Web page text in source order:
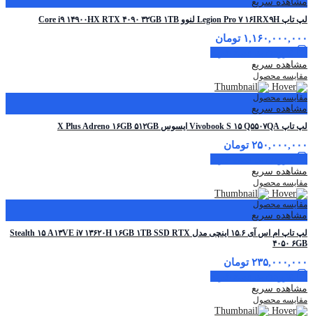
لپ تاپ Legion Pro ۷ ۱۶IRX۹H لنوو Core i۹ ۱۴۹۰۰HX RTX ۴۰۹۰ ۳۲GB ۱TB
۱,۱۶۰,۰۰۰,۰۰۰ تومان
مشاهده سریع
مقایسه محصول
مقایسه محصول
مشاهده سریع
لپ تاپ Vivobook S ۱۵ Q۵۵۰۷QA ایسوس X Plus Adreno ۱۶GB ۵۱۲GB
۲۵۰,۰۰۰,۰۰۰ تومان
مشاهده سریع
مقایسه محصول
مقایسه محصول
مشاهده سریع
لپ تاپ ام اس آی ۱۵.۶ اینچی مدل Stealth ۱۵ A۱۳VE i۷ ۱۳۶۲۰H ۱۶GB ۱TB SSD RTX
۴۰۵۰ ۶GB
۲۳۵,۰۰۰,۰۰۰ تومان
مشاهده سریع
مقایسه محصول